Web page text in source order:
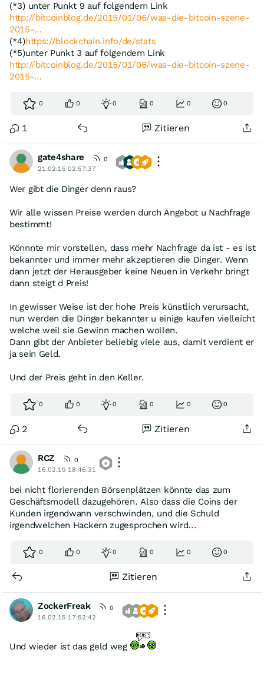
(*3) unter Punkt 9 auf folgendem Link
http://bitcoinblog.de/2015/01/06/was-die-bitcoin-szene-
2015-…
(*4)https://blockchain.info/de/stats
(*5)unter Punkt 3 auf folgendem Link
http://bitcoinblog.de/2015/01/06/was-die-bitcoin-szene-
2015-…
0 0 0 0 0 0
1 Zitieren
gate4share
0
21.02.15 02:57:37
Wer gibt die Dinger denn raus?
Wir alle wissen Preise werden durch Angebot u Nachfrage
bestimmt!
Könnnte mir vorstellen, dass mehr Nachfrage da ist - es ist
bekannter und immer mehr akzeptieren die Dinger. Wenn
dann jetzt der Herausgeber keine Neuen in Verkehr bringt
dann steigt d Preis!
In gewisser Weise ist der hohe Preis künstlich verursacht,
nun werden die Dinger bekannter u einige kaufen vielleicht
welche weil sie Gewinn machen wollen.
Dann gibt der Anbieter beliebig viele aus, damit verdient er
ja sein Geld.
Und der Preis geht in den Keller.
0 0 0 0 0 0
2 Zitieren
RCZ
0
16.02.15 18:46:31
bei nicht florierenden Börsenplätzen könnte das zum
Geschäftsmodell dazugehören. Also dass die Coins der
Kunden irgendwann verschwinden, und die Schuld
irgendwelchen Hackern zugesprochen wird...
0 0 0 0 0 0
Zitieren
ZockerFreak
0
16.02.15 17:52:42
Und wieder ist das geld weg